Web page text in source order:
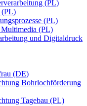
(PL)
(PL)
(PL)
(PL)
und Digitaldruck
(DE)
Bohrlochförderung
Tagebau (PL)